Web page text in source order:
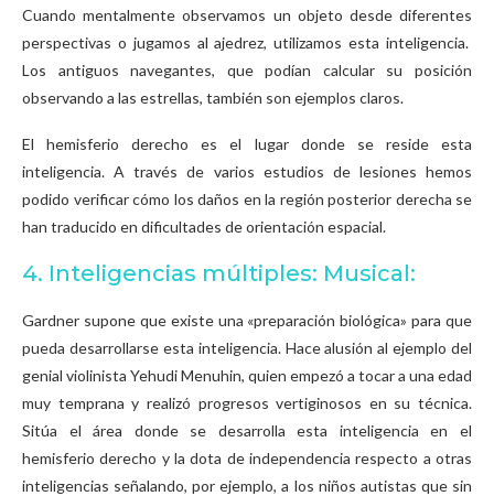
Cuando mentalmente observamos un objeto desde diferentes
perspectivas o jugamos al ajedrez, utilizamos esta inteligencia.
Los antiguos navegantes, que podían calcular su posición
observando a las estrellas, también son ejemplos claros.
El hemisferio derecho es el lugar donde se reside esta
inteligencia. A través de varios estudios de lesiones hemos
podido verificar cómo los daños en la región posterior derecha se
han traducido en dificultades de orientación espacial.
4. Inteligencias múltiples: Musical:
Gardner supone que existe una «preparación biológica» para que
pueda desarrollarse esta inteligencia. Hace alusión al ejemplo del
genial violinista Yehudi Menuhin, quien empezó a tocar a una edad
muy temprana y realizó progresos vertiginosos en su técnica.
Sitúa el área donde se desarrolla esta inteligencia en el
hemisferio derecho y la dota de independencia respecto a otras
inteligencias señalando, por ejemplo, a los niños autistas que sin